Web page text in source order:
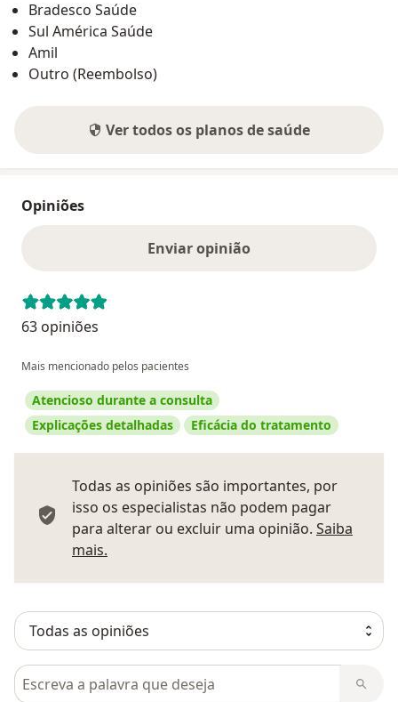
Bradesco Saúde
Sul América Saúde
Amil
Outro (Reembolso)
Ver todos os planos de saúde
Opiniões
Enviar opinião
63 opiniões
Mais mencionado pelos pacientes
Atencioso durante a consulta
Explicações detalhadas
Eficácia do tratamento
Todas as opiniões são importantes, por
isso os especialistas não podem pagar
para alterar ou excluir uma opinião. Saiba
mais.
Pesquisar em opiniões